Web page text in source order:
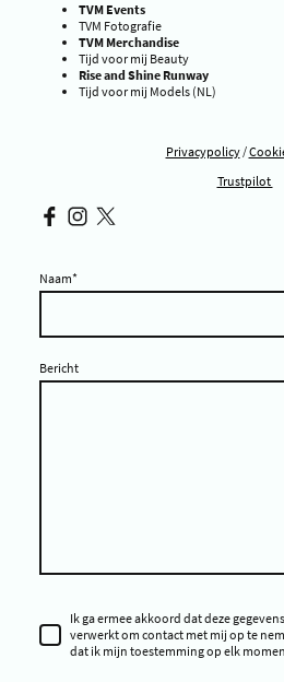
TVM Events
TVM Fotografie
TVM Merchandise
Tijd voor mij Beauty
Rise and Shine Runway
Tijd voor mij Models (NL)
Privacypolicy/
Trustpilot
Naam*
Bericht
Ik ga ermee akkoord dat deze
verwerkt om contact met mij op te
dat ik mijn toestemming op elk